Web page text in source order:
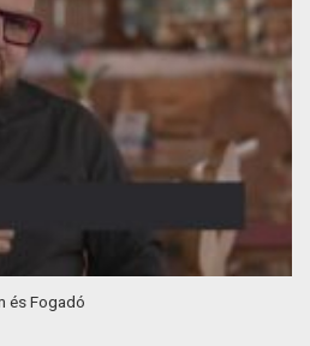
és Fogadó